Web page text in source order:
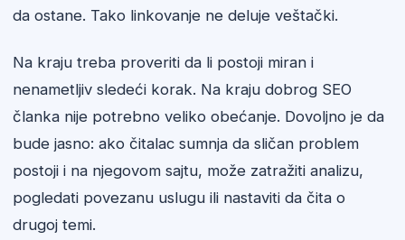
da ostane. Tako linkovanje ne deluje veštački.
Na kraju treba proveriti da li postoji miran i
nenametljiv sledeći korak. Na kraju dobrog SEO
članka nije potrebno veliko obećanje. Dovoljno je da
bude jasno: ako čitalac sumnja da sličan problem
postoji i na njegovom sajtu, može zatražiti analizu,
pogledati povezanu uslugu ili nastaviti da čita o
drugoj temi.